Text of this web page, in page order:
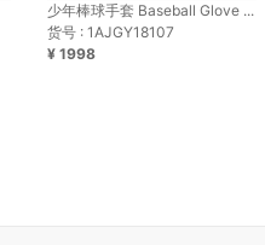
少年棒球手套 Baseball Glove ...
货号 : 1AJGY18107
¥ 1998